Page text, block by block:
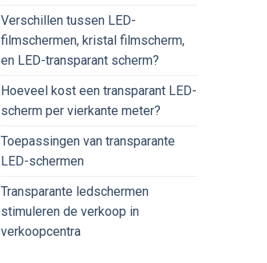
Verschillen tussen LED-
filmschermen, kristal filmscherm,
en LED-transparant scherm?
Hoeveel kost een transparant LED-
scherm per vierkante meter?
Toepassingen van transparante
LED-schermen
Transparante ledschermen
stimuleren de verkoop in
verkoopcentra